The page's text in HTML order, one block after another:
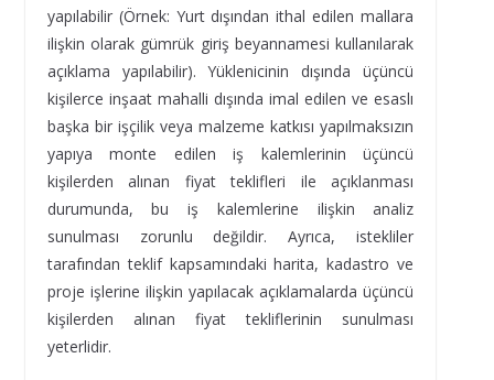
yapılabilir (Örnek: Yurt dışından ithal edilen mallara
ilişkin olarak gümrük giriş beyannamesi kullanılarak
açıklama yapılabilir). Yüklenicinin dışında üçüncü
kişilerce inşaat mahalli dışında imal edilen ve esaslı
başka bir işçilik veya malzeme katkısı yapılmaksızın
yapıya monte edilen iş kalemlerinin üçüncü
kişilerden alınan fiyat teklifleri ile açıklanması
durumunda, bu iş kalemlerine ilişkin analiz
sunulması zorunlu değildir. Ayrıca, istekliler
tarafından teklif kapsamındaki harita, kadastro ve
proje işlerine ilişkin yapılacak açıklamalarda üçüncü
kişilerden alınan fiyat tekliflerinin sunulması
yeterlidir.